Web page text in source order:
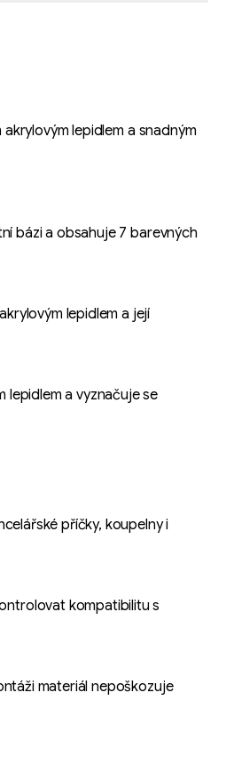
lepidlem a snadným
bázi a obsahuje 7 barevných
lepidlem a její
lepidlem a vyznačuje se
příčky, koupelny i
kompatibilitu s
materiál nepoškozuje